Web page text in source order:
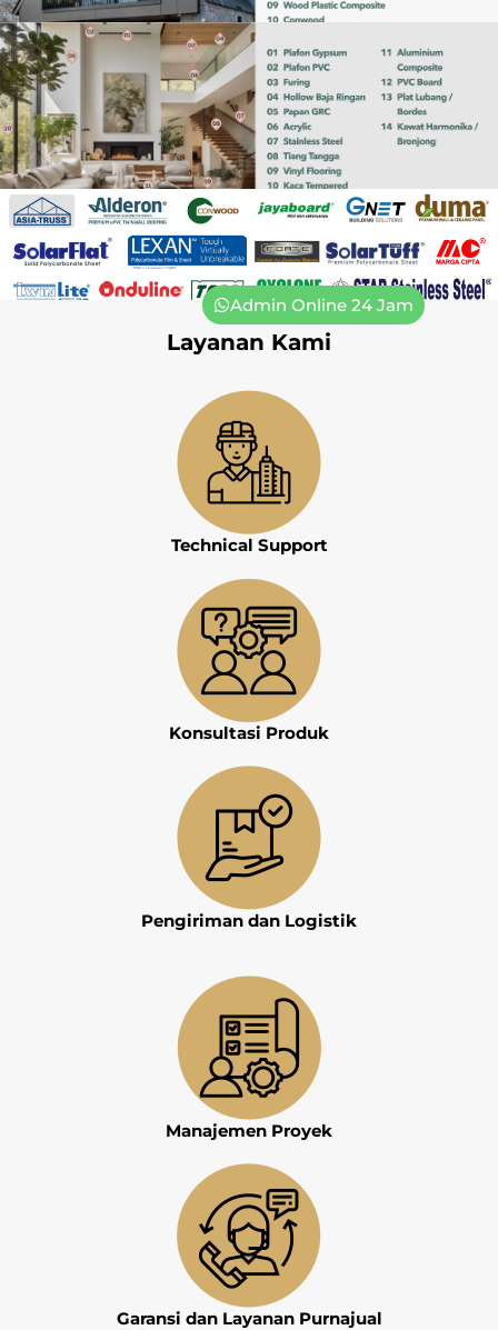
Layanan Kami
Technical Support
Konsultasi Produk
Pengiriman dan Logistik
Manajemen Proyek
Garansi dan Layanan Purnajual
Admin Online 24 Jam